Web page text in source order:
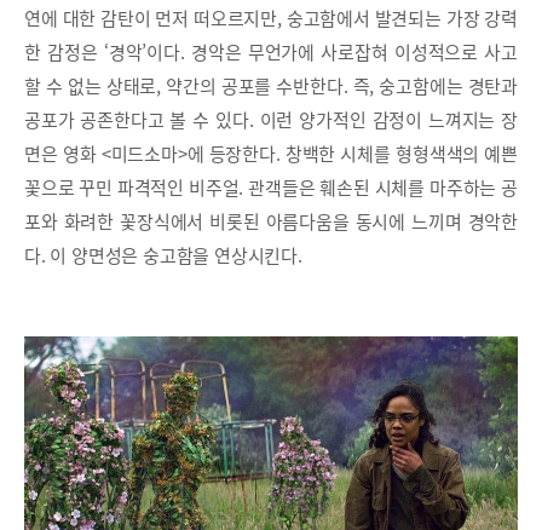
연에 대한 감탄이 먼저 떠오르지만, 숭고함에서 발견되는 가장 강력
한 감정은 ‘경악’이다. 경악은 무언가에 사로잡혀 이성적으로 사고
할 수 없는 상태로, 약간의 공포를 수반한다. 즉, 숭고함에는 경탄과
공포가 공존한다고 볼 수 있다. 이런 양가적인 감정이 느껴지는 장
면은 영화 <미드소마>에 등장한다. 창백한 시체를 형형색색의 예쁜
꽃으로 꾸민 파격적인 비주얼. 관객들은 훼손된 시체를 마주하는 공
포와 화려한 꽃장식에서 비롯된 아름다움을 동시에 느끼며 경악한
다. 이 양면성은 숭고함을 연상시킨다.